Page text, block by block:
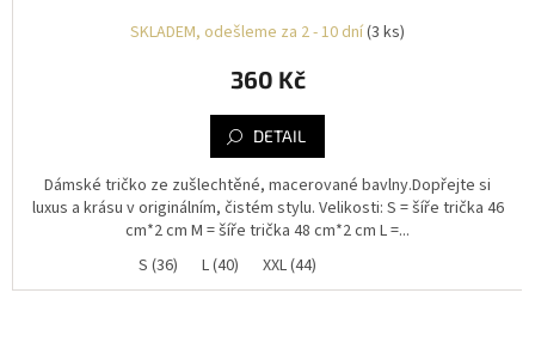
SKLADEM, odešleme za 2 - 10 dní(3 ks)
360 Kč
DETAIL
Dámské tričko ze zušlechtěné, macerované bavlny.Dopřejte si
luxus a krásu v originálním, čistém stylu. Velikosti: S = šíře trička 46
cm*2 cm M = šíře trička 48 cm*2 cm L =...
S (36)
L (40) XXL (44)